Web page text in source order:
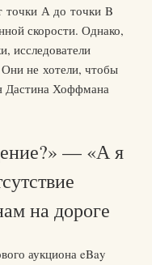
точки А до точки B
скорости. Однако,
исследователи
не хотели, чтобы
Дастина Хоффмана
— «А я
на дороге
аукциона eBay